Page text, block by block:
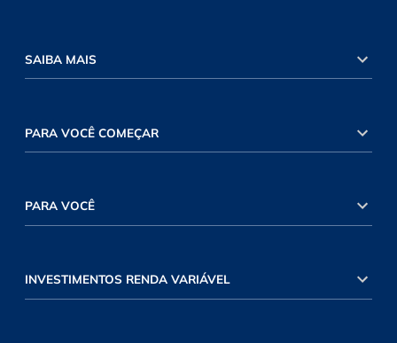
SAIBA MAIS
PARA VOCÊ COMEÇAR
PARA VOCÊ
INVESTIMENTOS RENDA VARIÁVEL